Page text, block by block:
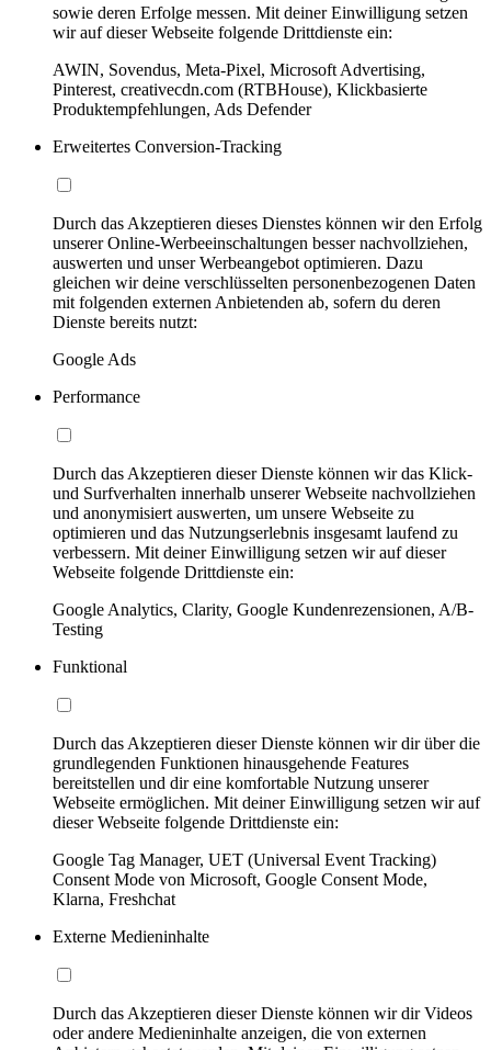
sowie deren Erfolge messen. Mit deiner Einwilligung setzen
wir auf dieser Webseite folgende Drittdienste ein:
AWIN, Sovendus, Meta-Pixel, Microsoft Advertising,
Pinterest, creativecdn.com (RTBHouse), Klickbasierte
Produktempfehlungen, Ads Defender
Erweitertes Conversion-Tracking
Durch das Akzeptieren dieses Dienstes können wir den Erfolg
unserer Online-Werbeeinschaltungen besser nachvollziehen,
auswerten und unser Werbeangebot optimieren. Dazu
gleichen wir deine verschlüsselten personenbezogenen Daten
mit folgenden externen Anbietenden ab, sofern du deren
Dienste bereits nutzt:
Google Ads
Performance
Durch das Akzeptieren dieser Dienste können wir das Klick-
und Surfverhalten innerhalb unserer Webseite nachvollziehen
und anonymisiert auswerten, um unsere Webseite zu
optimieren und das Nutzungserlebnis insgesamt laufend zu
verbessern. Mit deiner Einwilligung setzen wir auf dieser
Webseite folgende Drittdienste ein:
Google Analytics, Clarity, Google Kundenrezensionen, A/B-
Testing
Funktional
Durch das Akzeptieren dieser Dienste können wir dir über die
grundlegenden Funktionen hinausgehende Features
bereitstellen und dir eine komfortable Nutzung unserer
Webseite ermöglichen. Mit deiner Einwilligung setzen wir auf
dieser Webseite folgende Drittdienste ein:
Google Tag Manager, UET (Universal Event Tracking)
Consent Mode von Microsoft, Google Consent Mode,
Klarna, Freshchat
Externe Medieninhalte
Durch das Akzeptieren dieser Dienste können wir dir Videos
oder andere Medieninhalte anzeigen, die von externen